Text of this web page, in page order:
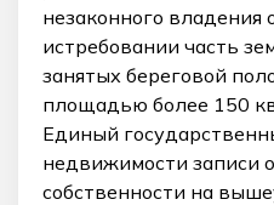
незаконного владения
истребовании часть
занятых береговой
площадью более 150
Единый
недвижимости записи
собственности на